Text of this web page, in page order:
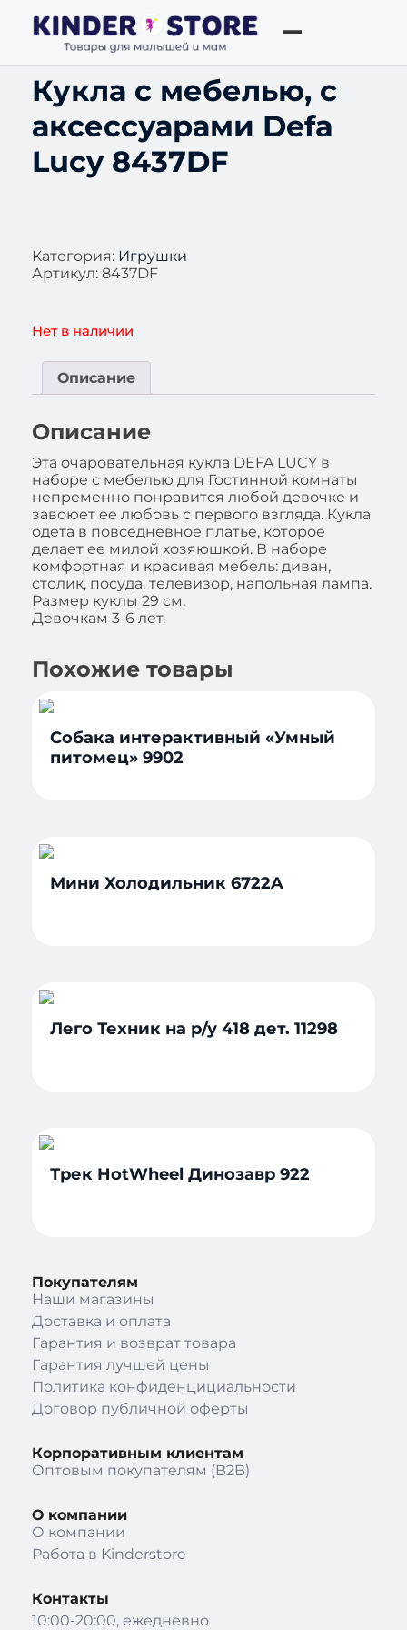
Кукла с мебелью, с
аксессуарами Defa
Lucy 8437DF
Категория: Игрушки
Артикул: 8437DF
Нет в наличии
Описание
Описание
Эта очаровательная кукла DEFA LUCY в
наборе с мебелью для Гостинной комнаты
непременно понравится любой девочке и
завоюет ее любовь с первого взгляда. Кукла
одета в повседневное платье, которое
делает ее милой хозяюшкой. В наборе
комфортная и красивая мебель: диван,
столик, посуда, телевизор, напольная лампа.
Размер куклы 29 см,
Девочкам 3-6 лет.
Похожие товары
Собака интерактивный «Умный
питомец» 9902
Мини Холодильник 6722A
Лего Техник на р/у 418 дет. 11298
Трек HotWheel Динозавр 922
Покупателям
Наши магазины
Доставка и оплата
Гарантия и возврат товара
Гарантия лучшей цены
Политика конфиденцициальности
Договор публичной оферты
Корпоративным клиентам
Оптовым покупателям (B2B)
О компании
О компании
Работа в Kinderstore
Контакты
10:00-20:00, ежедневно